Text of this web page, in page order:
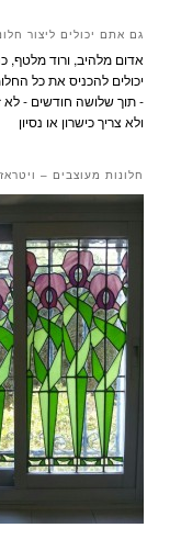
גם אתם יכולים ליצור
אדום מלהיב, ורוד
יכולים להכניס את כל
- תוך שלושה חודשים - לא
ולא צריך כישרון או נסיון
חלונות מעוצבים –